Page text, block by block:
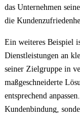
das Unternehmen
die
Ein weiteres Beispiel
Dienstleistungen an
seiner Zielgruppe in
maßgeschneiderte
entsprechend
Kundenbindung,